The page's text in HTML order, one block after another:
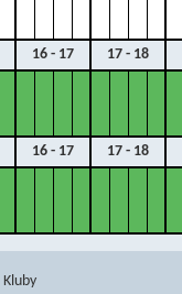
16 - 17 17 - 18
16 - 17 17 - 18
Kluby